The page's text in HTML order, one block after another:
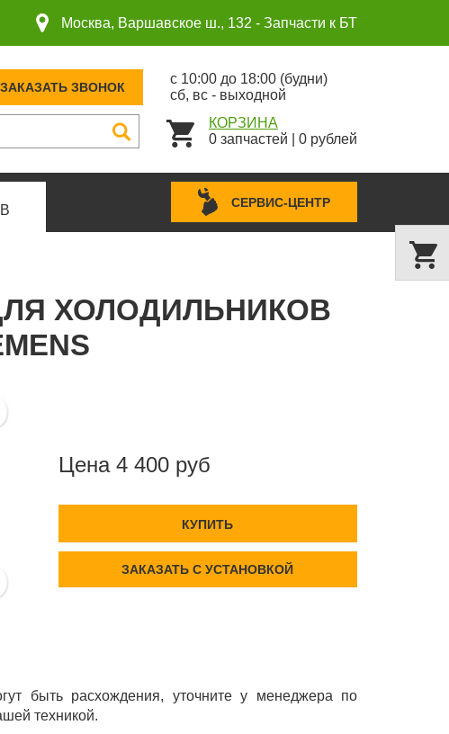
Москва, Варшавское ш., 132 - Запчасти к БТ
ЗАКАЗАТЬ ЗВОНОК
с 10:00 до 18:00 (будни)
сб, вс - выходной
КОРЗИНА
0 запчастей 0 рублей
СЕРВИС-ЦЕНТР
ХОЛОДИЛЬНИКОВ
Цена 4 400 руб
КУПИТЬ
ЗАКАЗАТЬ С УСТАНОВКОЙ
быть расхождения, уточните у менеджера по
техникой.